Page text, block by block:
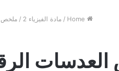
/ مادة الفيزياء 2 / ملخص
الرقيقة